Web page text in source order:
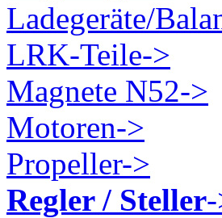
Ladegeräte/
LRK-Teile->
Magnete N52->
Motoren->
Propeller->
Regler / Steller